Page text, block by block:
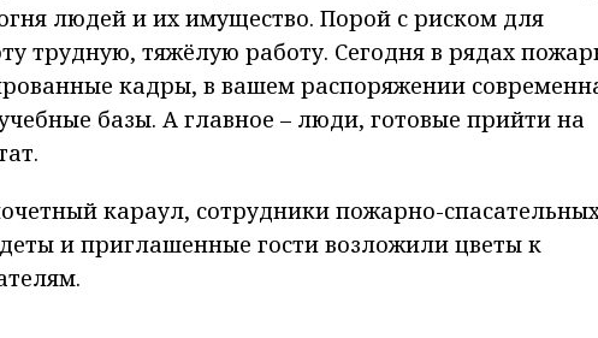
людей и их имущество. Порой с риском для
трудную, тяжёлую работу. Сегодня в рядах
кадры, в вашем распоряжении
базы. А главное – люди, готовые прийти на
караул, сотрудники пожарно-
и приглашенные гости возложили цветы к